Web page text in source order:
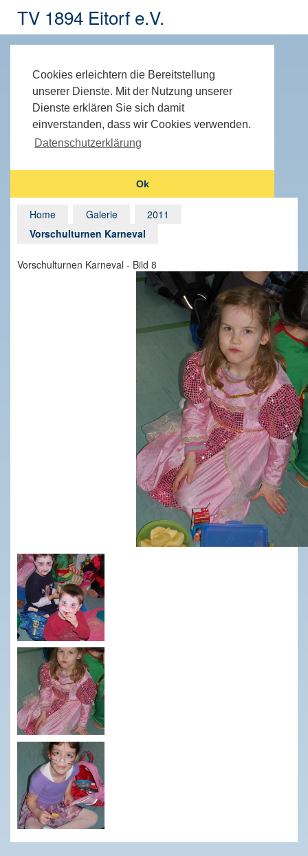
TV 1894 Eitorf e.V.
Cookies erleichtern die Bereitstellung
unserer Dienste. Mit der Nutzung unserer
Dienste erklären Sie sich damit
einverstanden, dass wir Cookies verwenden.
Datenschutzerklärung
Ok
Home Galerie
2011
Vorschulturnen Karneval
Vorschulturnen Karneval - Bild 8